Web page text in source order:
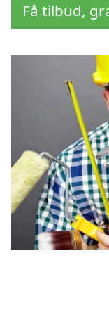
Få tilbud,